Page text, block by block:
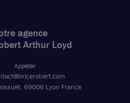
agence
Arthur Loyd
Appeler
69006 Lyon France